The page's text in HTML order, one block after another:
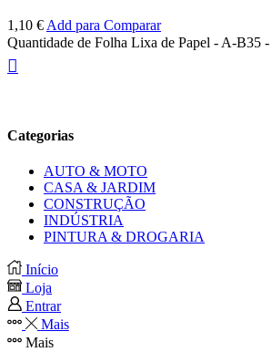
1,10 € Add para Comparar
Quantidade de Folha Lixa de Papel - A-B35
Categorias
AUTO & MOTO
CASA & JARDIM
CONSTRUÇÃO
INDÚSTRIA
PINTURA & DROGARIA
Início
Loja
Entrar
Mais
Mais